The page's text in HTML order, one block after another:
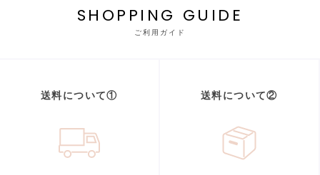
SHOPPING GUIDE
ご利用ガイド
送料について① 送料について②